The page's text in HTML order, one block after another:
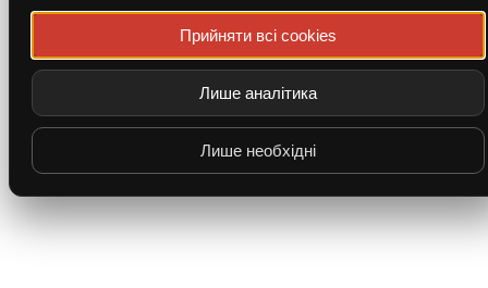
Прийняти всі cookies
Лише аналітика
Лише необхідні